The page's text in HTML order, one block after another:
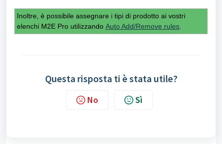
Inoltre, è possibile assegnare i tipi di prodotto ai vostri
elenchi M2E Pro utilizzando Auto Add/Remove rules
Questa risposta ti è stata utile?
No Sì